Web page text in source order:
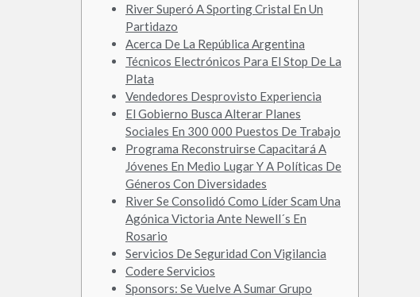
River Superó A Sporting Cristal En Un
Partidazo
Acerca De La República Argentina
Técnicos Electrónicos Para El Stop De La
Plata
Vendedores Desprovisto Experiencia
El Gobierno Busca Alterar Planes
Sociales En 300 000 Puestos De Trabajo
Programa Reconstruirse Capacitará A
Jóvenes En Medio Lugar Y A Políticas De
Géneros Con Diversidades
River Se Consolidó Como Líder Scam Una
Agónica Victoria Ante Newell´s En
Rosario
Servicios De Seguridad Con Vigilancia
Codere Servicios
Sponsors: Se Vuelve A Sumar Grupo